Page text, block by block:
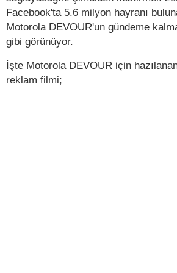
Facebook'ta 5.6 milyon hayranı
Motorola DEVOUR'un gündeme
gibi görünüyor.
İşte Motorola DEVOUR için
reklam filmi;